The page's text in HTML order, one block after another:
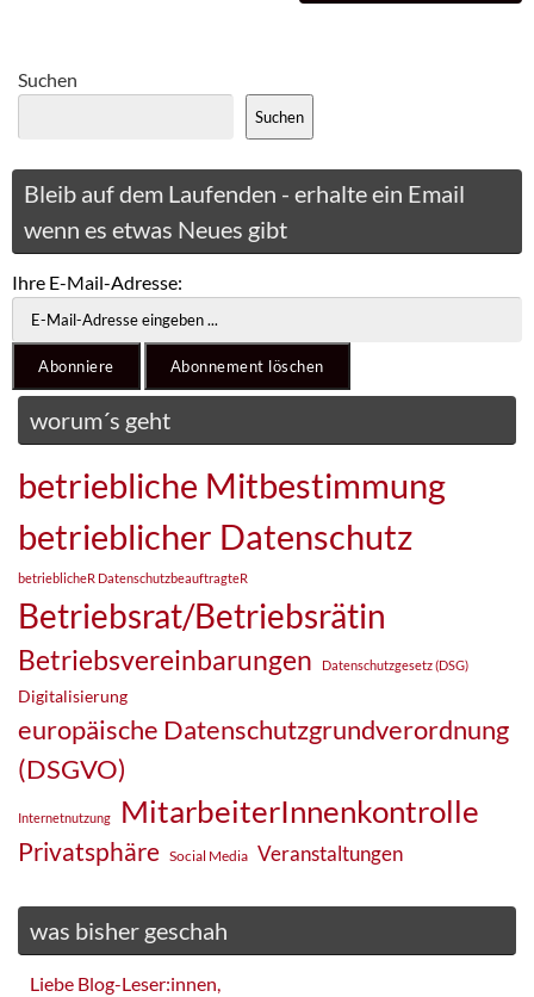
Suchen
Suchen
Bleib auf dem Laufenden - erhalte ein Email
wenn es etwas Neues gibt
Ihre E-Mail-Adresse:
worum´s geht
betriebliche Mitbestimmung
betrieblicher Datenschutz
betrieblicheR DatenschutzbeauftragteR
Betriebsrat/Betriebsrätin
Betriebsvereinbarungen Datenschutzgesetz (DSG)
Digitalisierung
europäische Datenschutzgrundverordnung
(DSGVO)
Internetnutzung MitarbeiterInnenkontrolle
Privatsphäre Social Media Veranstaltungen
was bisher geschah
Liebe Blog-Leser:innen,